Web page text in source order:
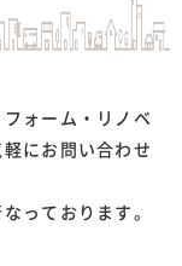
ォーム・リノベ
にお問い合わせ
っております。